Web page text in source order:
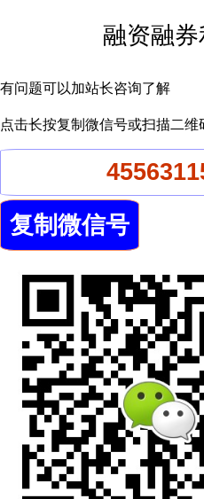
融资融
有问题可以加站长咨询了解
点击长按复制微信号或扫描二